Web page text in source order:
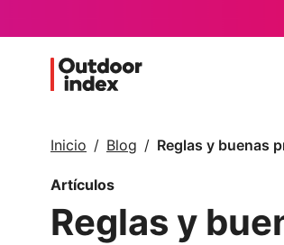
Inicio Blog Reglas y buenas
Artículos
Reglas y